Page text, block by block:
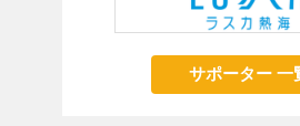
サポーター 一